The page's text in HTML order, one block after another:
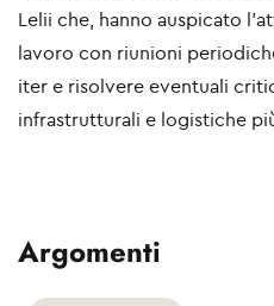
Lelii che, hanno auspicato
lavoro con riunioni
iter e risolvere eventuali
infrastrutturali e logistiche
Argomenti